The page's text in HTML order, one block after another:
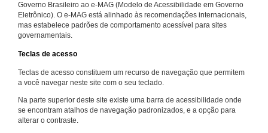
Governo Brasileiro ao e-MAG (Modelo de Acessibilidade em Governo
Eletrônico). O e-MAG está alinhado às recomendações internacionais,
mas estabelece padrões de comportamento acessível para sites
governamentais.
Teclas de acesso
Teclas de acesso constituem um recurso de navegação que permitem
a você navegar neste site com o seu teclado.
Na parte superior deste site existe uma barra de acessibilidade onde
se encontram atalhos de navegação padronizados, e a opção para
alterar o contraste.